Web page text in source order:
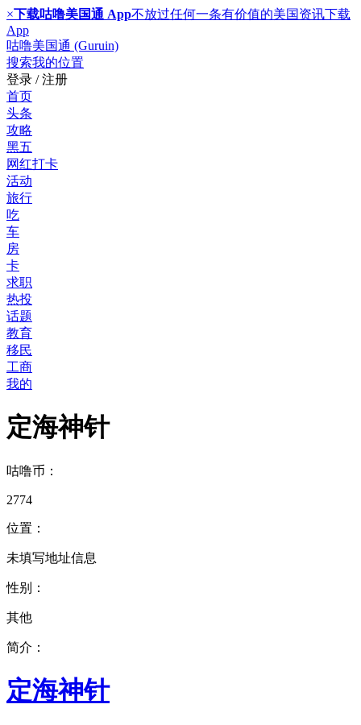
×下载咕噜美国通 App不放过任何一条有价值的美国资讯下载
App
咕噜美国通 (Guruin)
搜索我的位置
登录 / 注册
首页
头条
攻略
黑五
网红打卡
活动
旅行
吃
车
房
卡
求职
热投
话题
教育
移民
工商
我的
定海神针
咕噜币：
2774
位置：
未填写地址信息
性别：
其他
简介：
定海神针